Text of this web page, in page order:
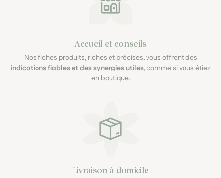
Accueil et conseils
Nos fiches produits, riches et précises, vous offrent des
indications fiables et des synergies utiles, comme si vous étiez
en boutique.
Livraison à domicile